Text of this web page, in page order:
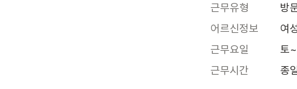
근무유형
방
어르신정보
여
근무요일
토
근무시간
종